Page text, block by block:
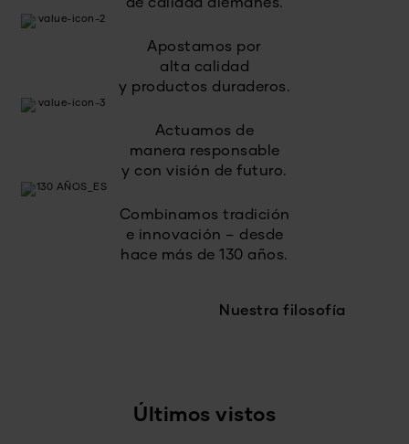
de calidad alemanes.
Apostamos por
alta calidad
y productos duraderos.
Actuamos de
manera responsable
y con visión de futuro.
Combinamos tradición
e innovación – desde
hace más de 130 años.
Nuestra filosofía
Últimos vistos